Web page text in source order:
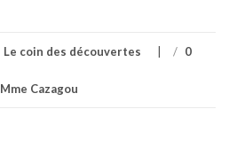
Le coin des découvertes / 0
Mme Cazagou